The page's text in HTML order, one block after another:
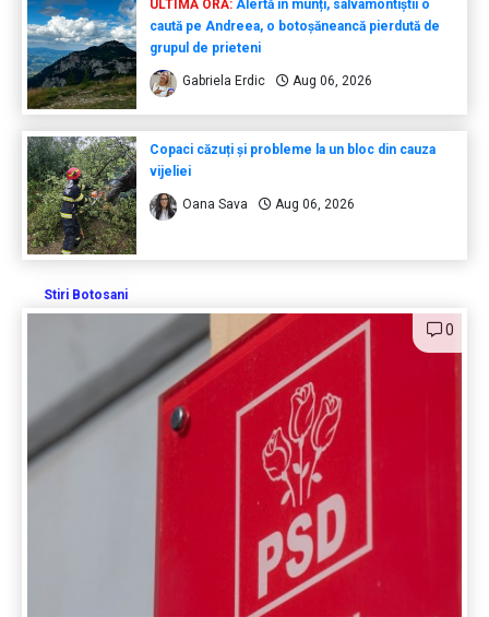
ULTIMĂ ORĂ:Alertă în munți, salvamontiștii o
caută pe Andreea, o botoșăneancă pierdută de
grupul de prieteni
Gabriela Erdic Aug 06, 2026
Copaci căzuți și probleme la un bloc din cauza
vijeliei
Oana Sava Aug 06, 2026
Stiri Botosani
0